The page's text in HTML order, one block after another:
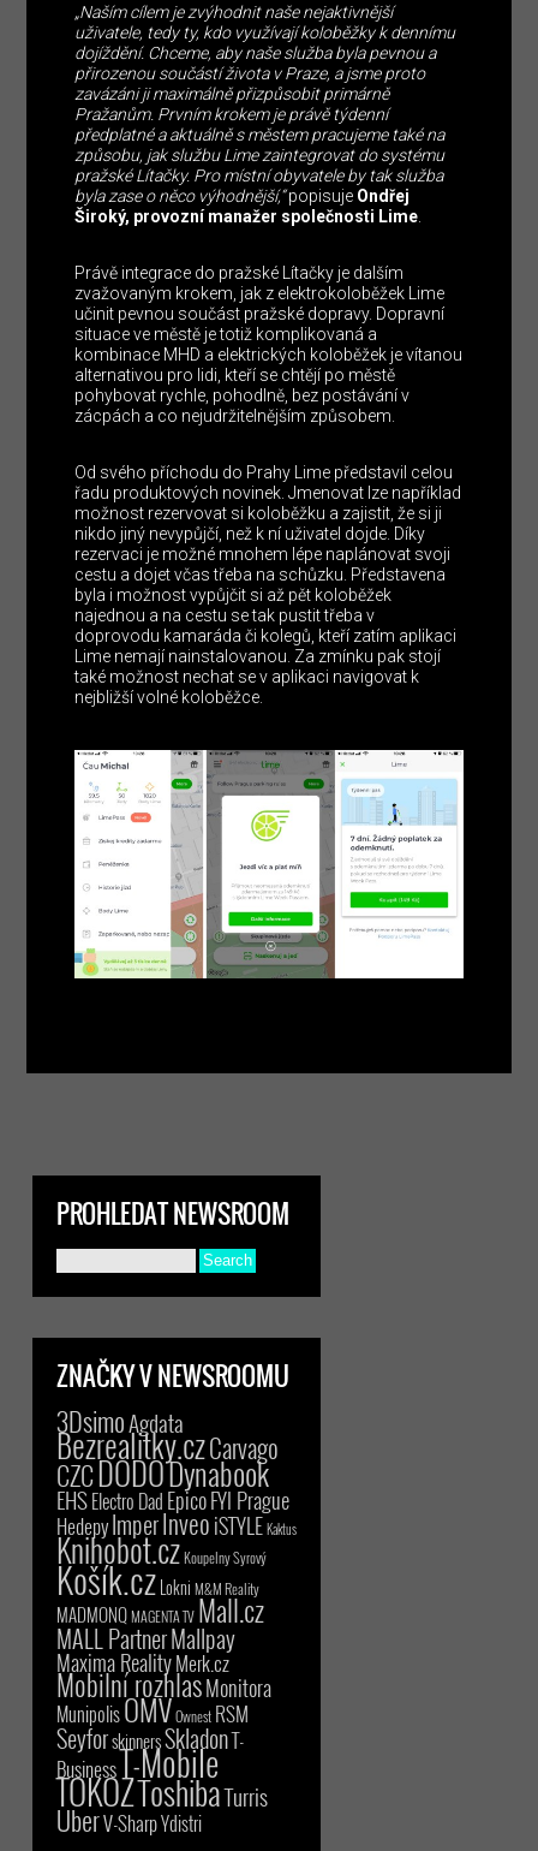
„Naším cílem je zvýhodnit naše nejaktivnější
uživatele, tedy ty, kdo využívají koloběžky k dennímu
dojíždění. Chceme, aby naše služba byla pevnou a
přirozenou součástí života v Praze, a jsme proto
zavázáni ji maximálně přizpůsobit primárně
Pražanům. Prvním krokem je právě týdenní
předplatné a aktuálně s městem pracujeme také na
způsobu, jak službu Lime zaintegrovat do systému
pražské Lítačky. Pro místní obyvatele by tak služba
byla zase o něco výhodnější,“popisuje Ondřej
Široký, provozní manažer společnosti Lime
Právě integrace do pražské Lítačky je dalším
zvažovaným krokem, jak z elektrokoloběžek Lime
učinit pevnou součást pražské dopravy. Dopravní
situace ve městě je totiž komplikovaná a
kombinace MHD a elektrických koloběžek je vítanou
alternativou pro lidi, kteří se chtějí po městě
pohybovat rychle, pohodlně, bez postávání v
zácpách a co nejudržitelnějším způsobem.
Od svého příchodu do Prahy Lime představil celou
řadu produktových novinek. Jmenovat lze například
možnost rezervovat si koloběžku a zajistit, že si ji
nikdo jiný nevypůjčí, než k ní uživatel dojde. Díky
rezervaci je možné mnohem lépe naplánovat svoji
cestu a dojet včas třeba na schůzku. Představena
byla i možnost vypůjčit si až pět koloběžek
najednou a na cestu se tak pustit třeba v
doprovodu kamaráda či kolegů, kteří zatím aplikaci
Lime nemají nainstalovanou. Za zmínku pak stojí
také možnost nechat se v aplikaci navigovat k
nejbližší volné koloběžce.
PROHLEDAT NEWSROOM
ZNAČKY V NEWSROOMU
3DsimoAgdata
Bezrealitky.czCarvago
CZCDODODynabook
EHSElectro Dad EpicoFYI Prague
HedepyImperInveoiSTYLE Kaktus
Knihobot.czKoupelny Syrový
Košík.czLokni M&M Reality
MADMONQMAGENTA TV Mall.cz
MALL PartnerMallpay
Maxima RealityMerk.cz
Mobilní rozhlasMonitora
MunipolisOMVOwnest RSM
SeyforskinnersSkladonT-
BusinessT-Mobile
TOKOZToshibaTurris
UberV-SharpYdistri